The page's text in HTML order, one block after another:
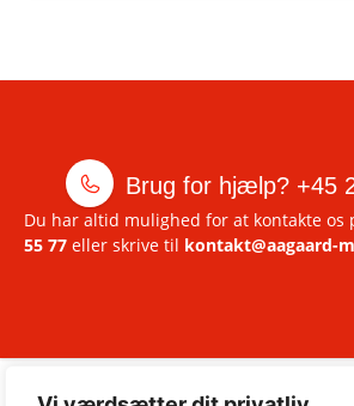
Brug for hjælp? +45
Du har altid mulighed for at kontakte os
55 77 eller skrive til kontakt@aagaard-